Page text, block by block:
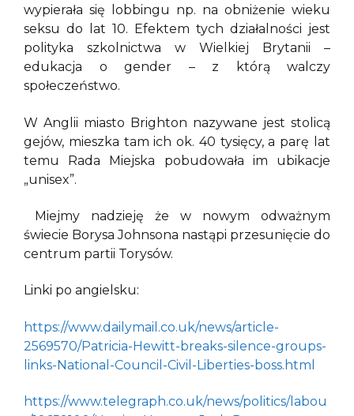
wypierała się lobbingu np. na obniżenie wieku
seksu do lat 10. Efektem tych działalności jest
polityka szkolnictwa w Wielkiej Brytanii –
edukacja o gender – z którą walczy
społeczeństwo.
W Anglii miasto Brighton nazywane jest stolicą
gejów, mieszka tam ich ok. 40 tysięcy, a parę lat
temu Rada Miejska pobudowała im ubikacje
„unisex”.
Miejmy nadzieję że w nowym odważnym
świecie Borysa Johnsona nastąpi przesunięcie do
centrum partii Torysów.
Linki po angielsku:
https://www.dailymail.co.uk/news/article-
2569570/Patricia-Hewitt-breaks-silence-groups-
links-National-Council-Civil-Liberties-boss.html
https://www.telegraph.co.uk/news/politics/labou